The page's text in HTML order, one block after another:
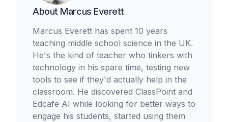
About Marcus Everett
Marcus Everett has spent 10 years
teaching middle school science in the UK.
He's the kind of teacher who tinkers with
technology in his spare time, testing new
tools to see if they'd actually help in the
classroom. He discovered ClassPoint and
Edcafe AI while looking for better ways to
engage his students, started using them